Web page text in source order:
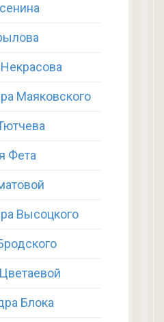
Маяковского
Фета
Высоцкого
Блока